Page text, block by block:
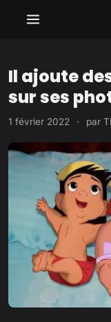
Il ajoute
sur ses
1 février 2022 · par